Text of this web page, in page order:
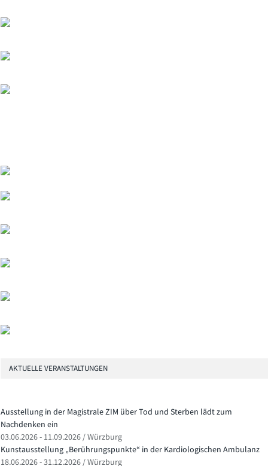
AKTUELLE VERANSTALTUNGEN
Ausstellung in der Magistrale ZIM über Tod und Sterben lädt zum
Nachdenken ein
03.06.2026 - 11.09.2026 / Würzburg
Kunstausstellung „Berührungspunkte“ in der Kardiologischen Ambulanz
18.06.2026 - 31.12.2026 / Würzburg